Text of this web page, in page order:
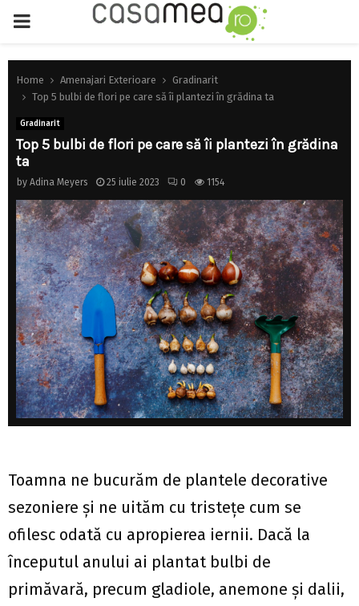
PRIMARY
MENU
Home Amenajari Exterioare
Gradinarit
Top 5 bulbi de flori pe care să îi plantezi în grădina ta
Gradinarit
Top 5 bulbi de flori pe care să îi plantezi în grădina
ta
by Adina Meyers 25 iulie 2023 0 1154
Toamna ne bucurăm de plantele decorative
sezoniere și ne uităm cu tristețe cum se
ofilesc odată cu apropierea iernii. Dacă la
începutul anului ai plantat bulbi de
primăvară, precum gladiole, anemone și dalii,